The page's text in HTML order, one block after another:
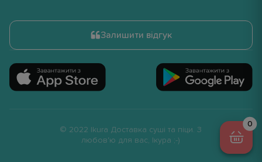
Залишити відгук
© 2022 Ikura Доставка суші та піци. З
любов'ю для вас, Ікура ;-)